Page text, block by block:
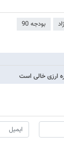
بودجه 90
ارزی خالی است